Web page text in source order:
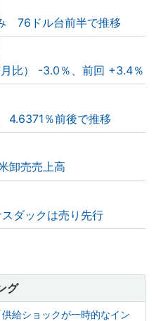
76ドル台前半で推移
月比） -3.0％、前回 +3.4％
4.6371％前後で推移
卸売売上高
ダックは売り先行
グ
供給ショックが一時的なイン